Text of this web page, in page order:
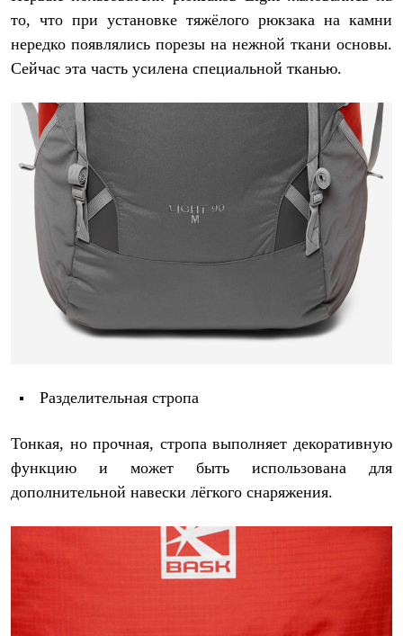
то, что при установке тяжёлого рюкзака на камни
нередко появлялись порезы на нежной ткани основы.
Сейчас эта часть усилена специальной тканью.
Разделительная стропа
Тонкая, но прочная, стропа выполняет декоративную
функцию и может быть использована для
дополнительной навески лёгкого снаряжения.